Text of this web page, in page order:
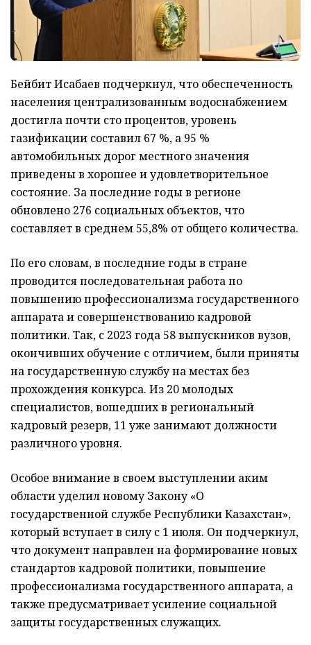
Бейбит Исабаев подчеркнул, что обеспеченность
населения централизованным водоснабжением
достигла почти сто процентов, уровень
газификации составил 67 %, а 95 %
автомобильных дорог местного значения
приведены в хорошее и удовлетворительное
состояние. За последние годы в регионе
обновлено 276 социальных объектов, что
составляет в среднем 55,8% от общего количества.
По его словам, в последние годы в стране
проводится последовательная работа по
повышению профессионализма государственного
аппарата и совершенствованию кадровой
политики. Так, с 2023 года 58 выпускников вузов,
окончивших обучение с отличием, были приняты
на государственную службу на местах без
прохождения конкурса. Из 20 молодых
специалистов, вошедших в региональный
кадровый резерв, 11 уже занимают должности
различного уровня.
Особое внимание в своем выступлении аким
области уделил новому Закону «О
государственной службе Республики Казахстан»,
который вступает в силу с 1 июля. Он подчеркнул,
что документ направлен на формирование новых
стандартов кадровой политики, повышение
профессионализма государственного аппарата, а
также предусматривает усиление социальной
защиты государственных служащих.